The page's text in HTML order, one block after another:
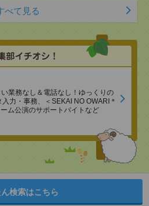
べて見る
い業務なし＆電話なし！ゆっくりの
力・事務、＜SEKAI NO OWARI＊
ム公演のサポートバイトなど
検索はこちら